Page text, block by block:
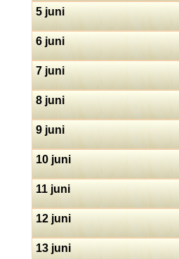
5 juni
6 juni
7 juni
8 juni
9 juni
10 juni
11 juni
12 juni
13 juni